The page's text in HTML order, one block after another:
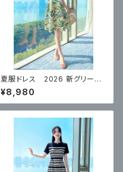
夏服ドレス 2026 新グリーン
ハイエンド スカート
¥8,980